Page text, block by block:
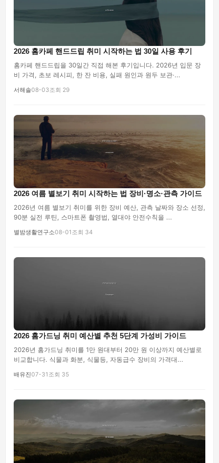
2026 홈카페 핸드드립 취미 시작하는 법 30일 사용 후기
홈카페 핸드드립을 30일간 직접 해본 후기입니다. 2026년 입문 장
비 가격, 초보 레시피, 한 잔 비용, 실패 원인과 원두 보관·...
서해솔08-03조회 29
2026 여름 별보기 취미 시작하는 법 장비·명소·관측 가이드
2026년 여름 별보기 취미를 위한 장비 예산, 관측 날짜와 장소 선정,
90분 실전 루틴, 스마트폰 촬영법, 열대야 안전수칙을 ...
별밤생활연구소08-01 조회 34
2026 홈가드닝 취미 예산별 추천 5단계 가성비 가이드
2026년 홈가드닝 취미를 1만 원대부터 20만 원 이상까지 예산별로
비교합니다. 식물과 화분, 식물등, 자동급수 장비의 가격대...
배유진07-31 조회 35